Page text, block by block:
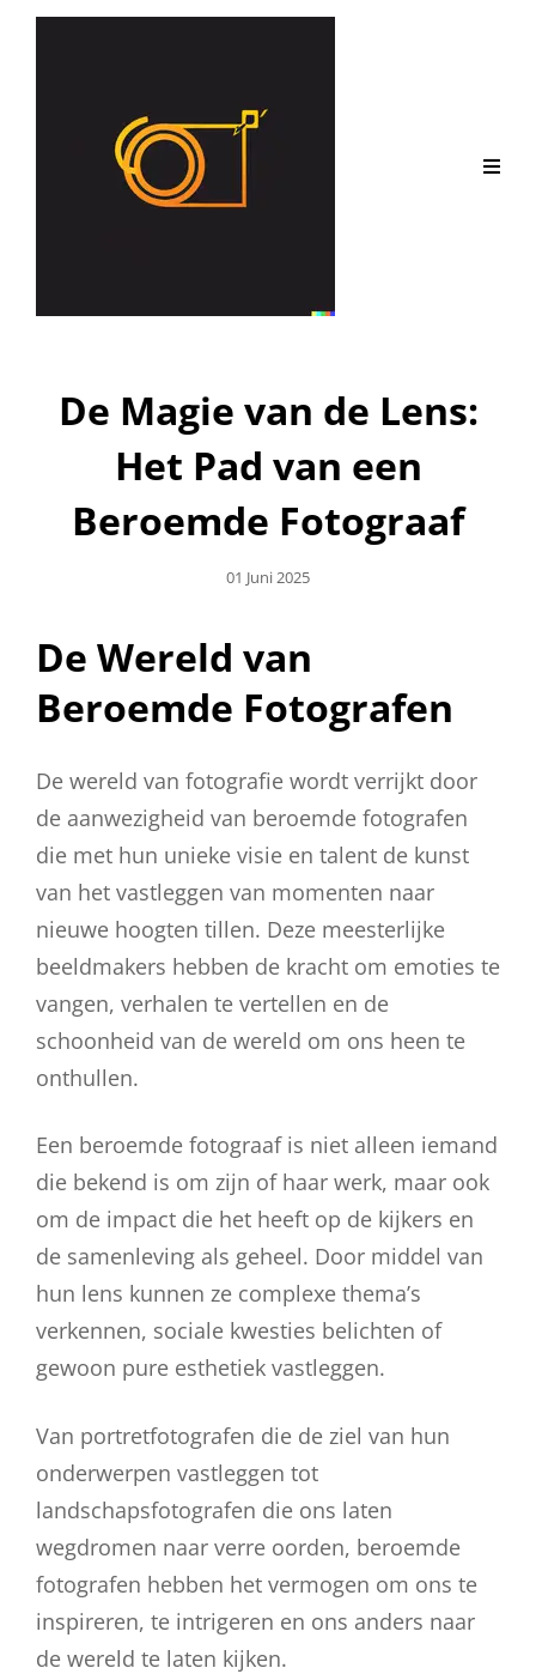
De Magie van de Lens:
Het Pad van een
Beroemde Fotograaf
Geplaatst
01 Juni 2025
De Wereld van
Beroemde Fotografen
De wereld van fotografie wordt verrijkt door
de aanwezigheid van beroemde fotografen
die met hun unieke visie en talent de kunst
van het vastleggen van momenten naar
nieuwe hoogten tillen. Deze meesterlijke
beeldmakers hebben de kracht om emoties te
vangen, verhalen te vertellen en de
schoonheid van de wereld om ons heen te
onthullen.
Een beroemde fotograaf is niet alleen iemand
die bekend is om zijn of haar werk, maar ook
om de impact die het heeft op de kijkers en
de samenleving als geheel. Door middel van
hun lens kunnen ze complexe thema’s
verkennen, sociale kwesties belichten of
gewoon pure esthetiek vastleggen.
Van portretfotografen die de ziel van hun
onderwerpen vastleggen tot
landschapsfotografen die ons laten
wegdromen naar verre oorden, beroemde
fotografen hebben het vermogen om ons te
inspireren, te intrigeren en ons anders naar
de wereld te laten kijken.